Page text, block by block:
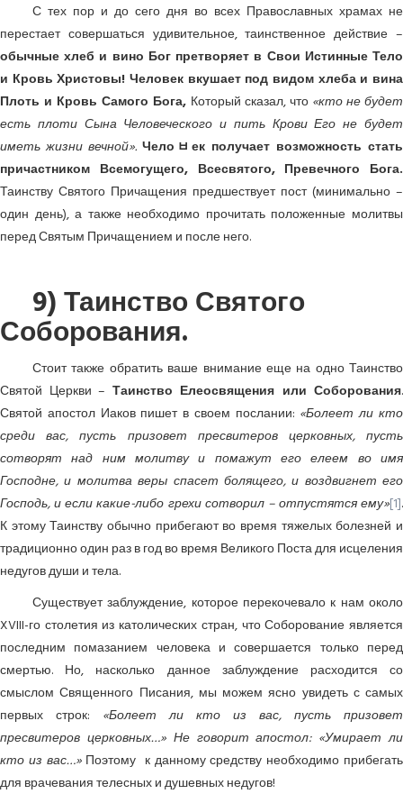
С тех пор и до сего дня во всех Православных храмах не
перестает совершаться удивительное, таинственное действие –
обычные хлеб и вино Бог претворяет в Свои Истинные Тело
и Кровь Христовы! Человек вкушает под видом хлеба и вина
Плоть и Кровь Самого Бога, Который сказал, что «кто не будет
есть плоти Сына Человеческого и пить Крови Его не будет
иметь жизни вечной». Челоﾲек получает возможность стать
причастником Всемогущего, Всесвятого, Превечного Бога.
Таинству Святого Причащения предшествует пост (минимально –
один день), а также необходимо прочитать положенные молитвы
перед Святым Причащением и после него.
9) Таинство Святого
Соборования.
Стоит также обратить ваше внимание еще на одно Таинство
Святой Церкви – Таинство Елеосвящения или Соборования.
Святой апостол Иаков пишет в своем послании: «Болеет ли кто
среди вас, пусть призовет пресвитеров церковных, пусть
сотворят над ним молитву и помажут его елеем во имя
Господне, и молитва веры спасет болящего, и воздвигнет его
Господь, и если какие-либо грехи сотворил – отпустятся ему»[1].
К этому Таинству обычно прибегают во время тяжелых болезней и
традиционно один раз в год во время Великого Поста для исцеления
недугов души и тела.
Существует заблуждение, которое перекочевало к нам около
XVIII-го столетия из католических стран, что Соборование является
последним помазанием человека и совершается только перед
смертью. Но, насколько данное заблуждение расходится со
смыслом Священного Писания, мы можем ясно увидеть с самых
первых строк: «Болеет ли кто из вас, пусть призовет
пресвитеров церковных…» Не говорит апостол: «Умирает ли
кто из вас…»Поэтому к данному средству необходимо прибегать
для врачевания телесных и душевных недугов!